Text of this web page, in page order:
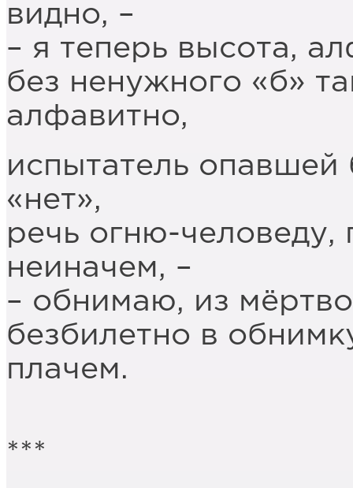
видно, –
– я теперь высота,
без ненужного «б»
алфавитно,
испытатель
«нет»,
речь огню-человеду,
неиначем, –
– обнимаю, из
безбилетно в
плачем.
***